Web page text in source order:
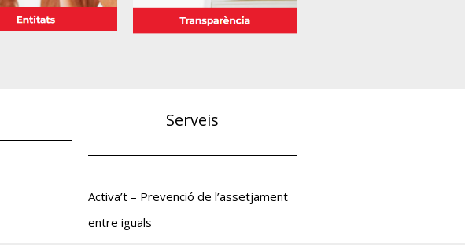
Serveis
Activa’t – Prevenció de l’assetjament
entre iguals